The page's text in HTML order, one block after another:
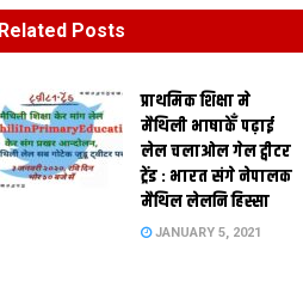
Related Posts
प्राथमिक शि‍क्षा मे
मैथि‍ली भाषाकेँ पढ़ाई
लेल चलाओल गेल ट्वीटर
ट्रेंड : भारत संगे नेपालक
मैथिल लेलनि हिस्सा
JANUARY 5, 2021